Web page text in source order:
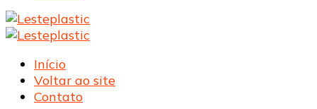
Lesteplastic
Blog – Lesteplastic
Lesteplastic
Blog – Lesteplastic
Início
Voltar ao site
Contato